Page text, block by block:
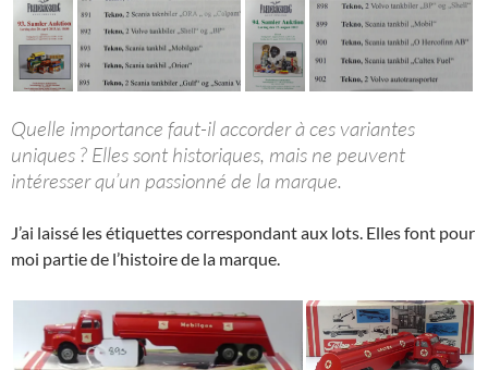
Quelle importance faut-il accorder à ces variantes
uniques ? Elles sont historiques, mais ne peuvent
intéresser qu’un passionné de la marque.
J’ai laissé les étiquettes correspondant aux lots. Elles font pour
moi partie de l’histoire de la marque.